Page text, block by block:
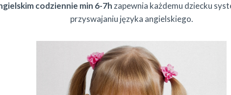
codziennie min 6-7h zapewnia każdemu dziecku
przyswajaniu języka angielskiego.